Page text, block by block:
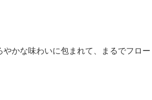
やかな味わいに包まれて、まるでフロ